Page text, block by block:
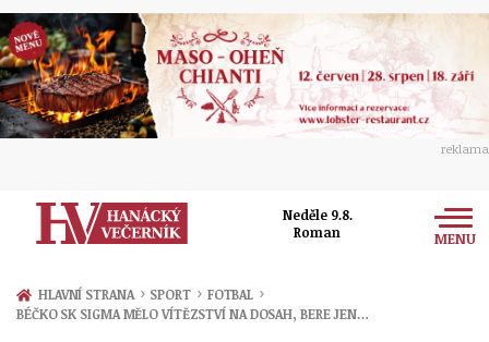
reklama
Neděle 9.8.
Roman
MENU
Zprávy
HLAVNÍ STRANA › SPORT › FOTBAL ›
BÉČKO SK SIGMA MĚLO VÍTĚZSTVÍ NA DOSAH, BERE JEN…